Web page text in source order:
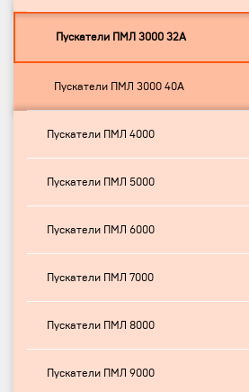
Пускатели ПМЛ 3000 32А
Пускатели ПМЛ 3000 40А
Пускатели ПМЛ 4000
Пускатели ПМЛ 5000
Пускатели ПМЛ 6000
Пускатели ПМЛ 7000
Пускатели ПМЛ 8000
Пускатели ПМЛ 9000